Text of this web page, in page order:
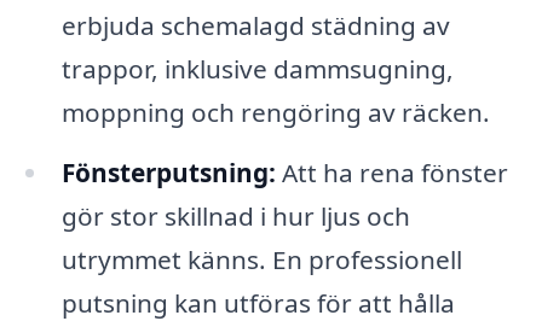
erbjuda schemalagd städning av
trappor, inklusive dammsugning,
moppning och rengöring av räcken.
Fönsterputsning: Att ha rena fönster
gör stor skillnad i hur ljus och
utrymmet känns. En professionell
putsning kan utföras för att hålla